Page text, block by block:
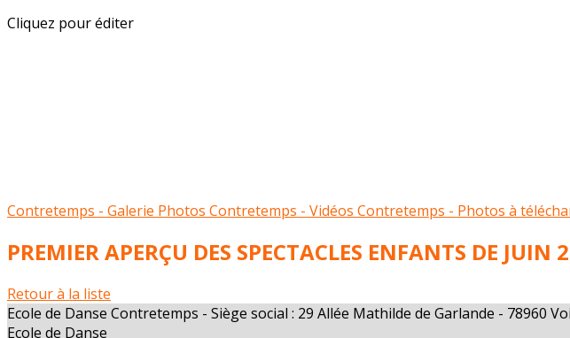
Cliquez pour éditer
Contretemps - Galerie Photos Contretemps - Vidéos Contretemps - Photos à
PREMIER APERÇU DES SPECTACLES ENFANTS DE JUIN
Retour à la liste
Ecole de Danse Contretemps - Siège social : 29 Allée Mathilde de Garlande - 78960
Ecole de Danse